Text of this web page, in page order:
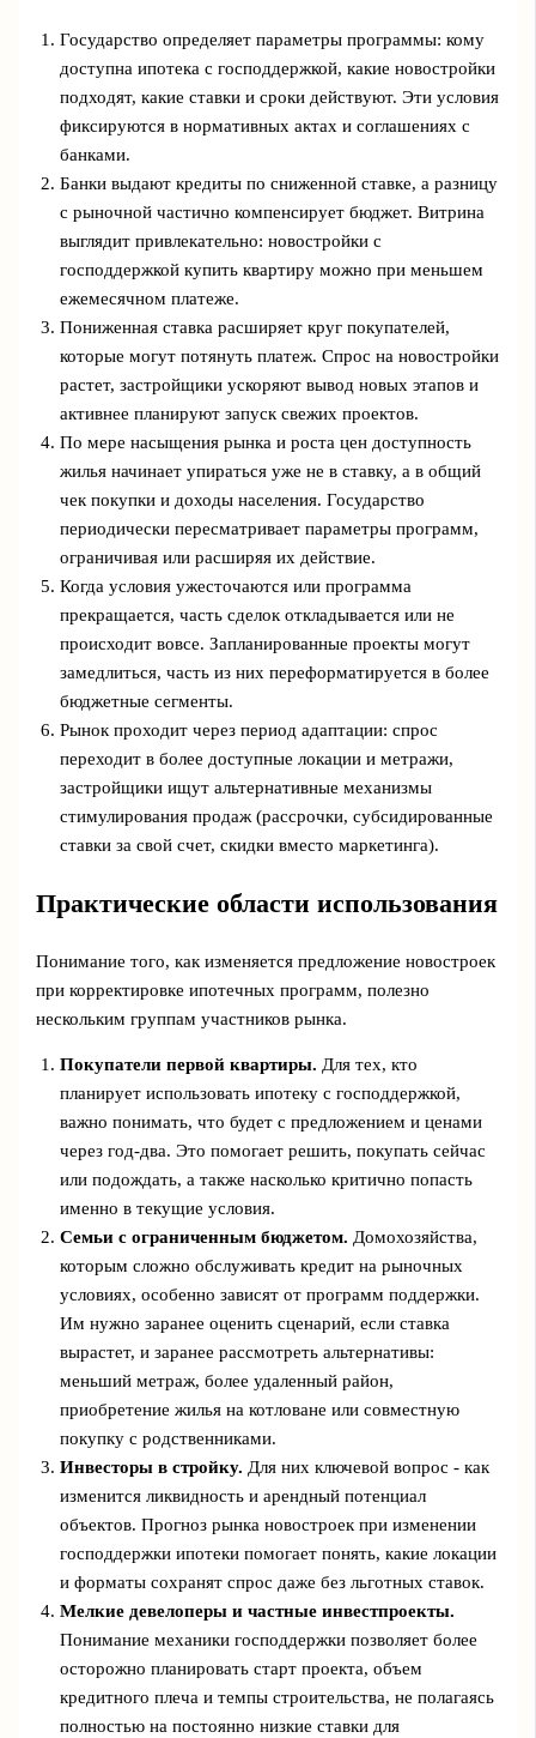
Государство определяет параметры программы: кому
доступна ипотека с господдержкой, какие новостройки
подходят, какие ставки и сроки действуют. Эти условия
фиксируются в нормативных актах и соглашениях с
банками.
Банки выдают кредиты по сниженной ставке, а разницу
с рыночной частично компенсирует бюджет. Витрина
выглядит привлекательно: новостройки с
господдержкой купить квартиру можно при меньшем
ежемесячном платеже.
Пониженная ставка расширяет круг покупателей,
которые могут потянуть платеж. Спрос на новостройки
растет, застройщики ускоряют вывод новых этапов и
активнее планируют запуск свежих проектов.
По мере насыщения рынка и роста цен доступность
жилья начинает упираться уже не в ставку, а в общий
чек покупки и доходы населения. Государство
периодически пересматривает параметры программ,
ограничивая или расширяя их действие.
Когда условия ужесточаются или программа
прекращается, часть сделок откладывается или не
происходит вовсе. Запланированные проекты могут
замедлиться, часть из них переформатируется в более
бюджетные сегменты.
Рынок проходит через период адаптации: спрос
переходит в более доступные локации и метражи,
застройщики ищут альтернативные механизмы
стимулирования продаж (рассрочки, субсидированные
ставки за свой счет, скидки вместо маркетинга).
Практические области использования
Понимание того, как изменяется предложение новостроек
при корректировке ипотечных программ, полезно
нескольким группам участников рынка.
Покупатели первой квартиры. Для тех, кто
планирует использовать ипотеку с господдержкой,
важно понимать, что будет с предложением и ценами
через год-два. Это помогает решить, покупать сейчас
или подождать, а также насколько критично попасть
именно в текущие условия.
Семьи с ограниченным бюджетом. Домохозяйства,
которым сложно обслуживать кредит на рыночных
условиях, особенно зависят от программ поддержки.
Им нужно заранее оценить сценарий, если ставка
вырастет, и заранее рассмотреть альтернативы:
меньший метраж, более удаленный район,
приобретение жилья на котловане или совместную
покупку с родственниками.
Инвесторы в стройку. Для них ключевой вопрос - как
изменится ликвидность и арендный потенциал
объектов. Прогноз рынка новостроек при изменении
господдержки ипотеки помогает понять, какие локации
и форматы сохранят спрос даже без льготных ставок.
Мелкие девелоперы и частные инвестпроекты.
Понимание механики господдержки позволяет более
осторожно планировать старт проекта, объем
кредитного плеча и темпы строительства, не полагаясь
полностью на постоянно низкие ставки для